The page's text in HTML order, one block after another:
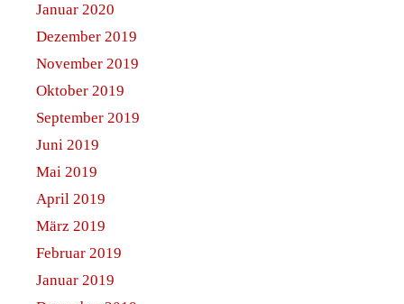
Januar 2020
Dezember 2019
November 2019
Oktober 2019
September 2019
Juni 2019
Mai 2019
April 2019
März 2019
Februar 2019
Januar 2019